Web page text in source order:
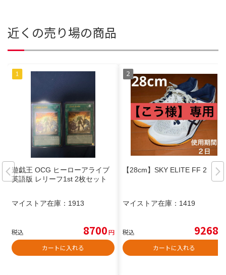
近くの売り場の商品
遊戯王 OCG ヒーローアライブ
英語版 レリーフ1st 2枚セット
マイストア在庫： 1913
税込 8700円
カートに入れる
【28cm】SKY ELITE FF 2
マイストア在庫： 1419
税込 9268
カートに入れる